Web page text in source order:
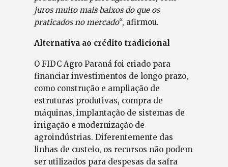
juros muito mais baixos do que os
praticados no mercado“, afirmou.
Alternativa ao crédito tradicional
O FIDC Agro Paraná foi criado para
financiar investimentos de longo prazo,
como construção e ampliação de
estruturas produtivas, compra de
máquinas, implantação de sistemas de
irrigação e modernização de
agroindústrias. Diferentemente das
linhas de custeio, os recursos não podem
ser utilizados para despesas da safra